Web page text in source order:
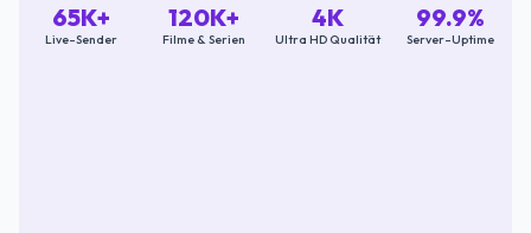
65K+
Live-Sender
120K+
Filme & Serien
4K
Ultra HD Qualität
99.9%
Server-Uptime